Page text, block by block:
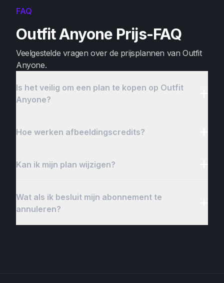
FAQ
Outfit Anyone Prijs-FAQ
Veelgestelde vragen over de prijsplannen van Outfit
Anyone.
Is het veilig om een plan te kopen op Outfit
Anyone?
Hoe werken afbeeldingscredits?
Kan ik mijn plan wijzigen?
Wat als ik besluit mijn abonnement te
annuleren?